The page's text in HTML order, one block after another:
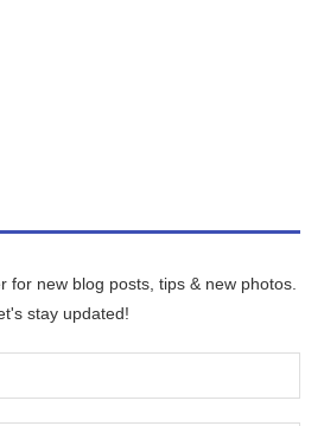
for new blog posts, tips & new photos.
stay updated!